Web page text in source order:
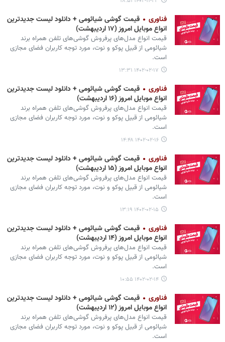
فناوری
قیمت گوشی‌ شیائومی + دانلود لیست جدیدترین
انواع موبایل امروز (۱۷ اردیبهشت)
قیمت انواع مدل‌های پرفروش گوشی‌های تلفن همراه برند
شیائومی از قبیل پوکو و نوت، مورد توجه کاربران فضای مجازی
است.
۱۴۰۲-۰۲-۱۷ ۱۳:۳۱
فناوری
قیمت گوشی‌ شیائومی + دانلود لیست جدیدترین
انواع موبایل امروز (۱۶ اردیبهشت)
قیمت انواع مدل‌های پرفروش گوشی‌های تلفن همراه برند
شیائومی از قبیل پوکو و نوت، مورد توجه کاربران فضای مجازی
است.
۱۴۰۲-۰۲-۱۶ ۱۴:۴۸
فناوری
قیمت گوشی‌ شیائومی + دانلود لیست جدیدترین
انواع موبایل امروز (۱۵ اردیبهشت)
قیمت انواع مدل‌های پرفروش گوشی‌های تلفن همراه برند
شیائومی از قبیل پوکو و نوت، مورد توجه کاربران فضای مجازی
است.
۱۴۰۲-۰۲-۱۵ ۱۳:۱۹
فناوری
قیمت گوشی‌ شیائومی + دانلود لیست جدیدترین
انواع موبایل امروز (۱۴ اردیبهشت)
قیمت انواع مدل‌های پرفروش گوشی‌های تلفن همراه برند
شیائومی از قبیل پوکو و نوت، مورد توجه کاربران فضای مجازی
است.
۱۴۰۲-۰۲-۱۴ ۱۰:۵۵
فناوری
قیمت گوشی‌ شیائومی + دانلود لیست جدیدترین
انواع موبایل امروز (۱۲ اردیبهشت)
قیمت انواع مدل‌های پرفروش گوشی‌های تلفن همراه برند
شیائومی از قبیل پوکو و نوت، مورد توجه کاربران فضای مجازی
است.